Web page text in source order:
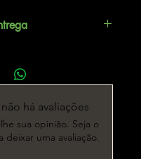
há avaliações
sua opinião. Seja o
deixar uma avaliação.